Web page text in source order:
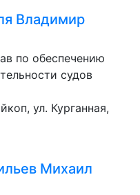
Владимир
по обеспечению
судов
ул. Курганная,
Михаил